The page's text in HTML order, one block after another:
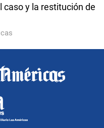
y la restitución de